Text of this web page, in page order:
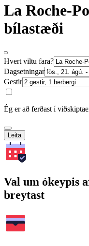
La Roche-
bílastæði
Hvert viltu fara?
Dagsetningar
Gestir
Ég er að ferðast í
Leita
Val um ókeypis
breytast